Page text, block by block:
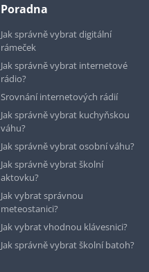
Poradna
Jak správně vybrat digitální
rámeček
Jak správně vybrat internetové
rádio?
Srovnání internetových rádií
Jak správně vybrat kuchyňskou
váhu?
Jak správně vybrat osobní váhu?
Jak správně vybrat školní
aktovku?
Jak vybrat správnou
meteostanici?
Jak vybrat vhodnou klávesnici?
Jak správně vybrat školní batoh?